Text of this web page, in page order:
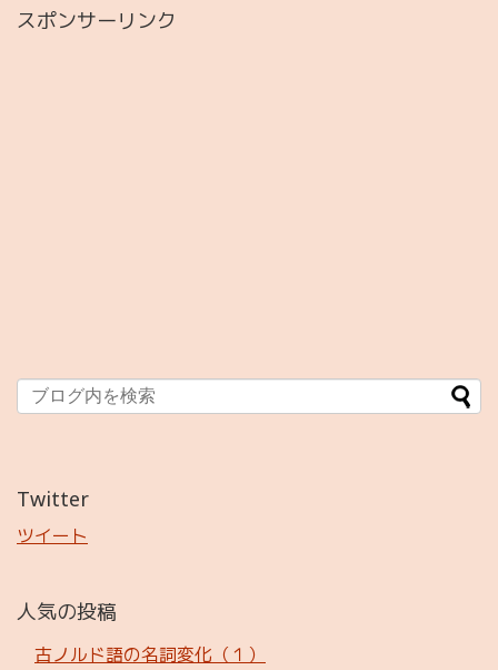
スポンサーリンク
Twitter
ツイート
人気の投稿
古ノルド語の名詞変化（１）